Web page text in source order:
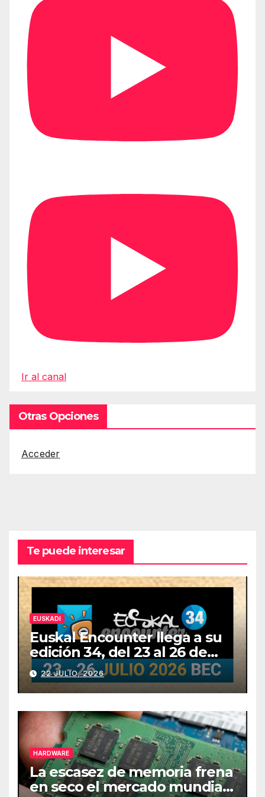
Ir al canal
Otras Opciones
Acceder
Te puede interesar
EUSKADI
Euskal Encounter llega a su
edición 34, del 23 al 26 de
julio
22 JULIO, 2026
HARDWARE
La escasez de memoria frena
en seco el mercado mundial